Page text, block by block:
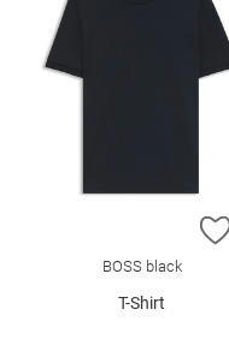
BOSS black
T-Shirt